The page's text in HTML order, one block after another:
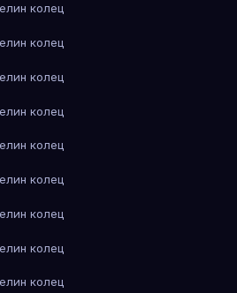
колец
колец
колец
колец
колец
колец
колец
колец
колец